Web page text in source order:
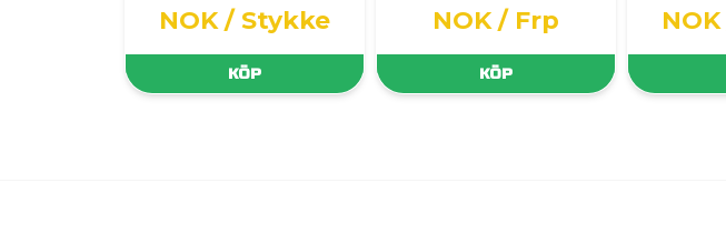
NOK / Stykke
KÖP
NOK / Frp
KÖP
NOK